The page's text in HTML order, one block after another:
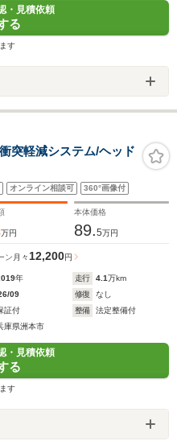
・見積依頼
る
す
軽減システム/ヘッド
オンライン相談可 360°画像付
万円
本体価格
89.5万円
ン 月々 12,200円
年 走行 4.1万km
09 修復
なし
証付 整備
法定整備付
庫県洲本市
・見積依頼
る
す